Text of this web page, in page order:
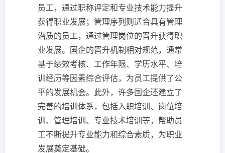
员工，通过职称评定和专业技术能力提升
获得职业发展；管理序列则适合具有管理
潜质的员工，通过管理岗位的晋升获得职
业发展。国企的晋升机制相对规范，通常
基于绩效考核、工作年限、学历水平、培
训经历等因素综合评估，为员工提供了公
平的发展机会。此外，许多国企还建立了
完善的培训体系，包括入职培训、岗位培
训、管理培训、专业技术培训等，帮助员
工不断提升专业能力和综合素质，为职业
发展奠定基础。